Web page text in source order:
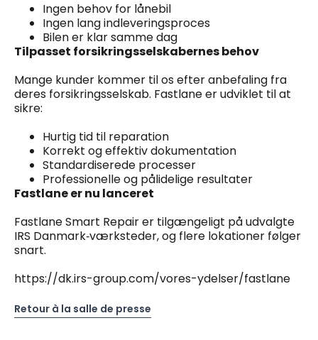
Ingen behov for lånebil
Ingen lang indleveringsproces
Bilen er klar samme dag
Tilpasset forsikringsselskabernes behov
Mange kunder kommer til os efter anbefaling fra
deres forsikringsselskab. Fastlane er udviklet til at
sikre:
Hurtig tid til reparation
Korrekt og effektiv dokumentation
Standardiserede processer
Professionelle og pålidelige resultater
Fastlane er nu lanceret
Fastlane Smart Repair er tilgængeligt på udvalgte
IRS Danmark‑værksteder, og flere lokationer følger
snart.
https://dk.irs-group.com/vores-ydelser/fastlane
Retour à la salle de presse